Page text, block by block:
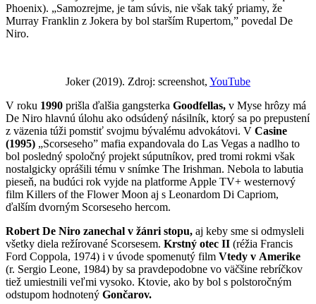
Phoenix). „Samozrejme, je tam súvis, nie však taký priamy, že
Murray Franklin z Jokera by bol starším Rupertom,” povedal De
Niro.
Joker (2019). Zdroj: screenshot, YouTube
V roku 1990 prišla ďalšia gangsterka Goodfellas, v Myse hrôzy má
De Niro hlavnú úlohu ako odsúdený násilník, ktorý sa po prepustení
z väzenia túži pomstiť svojmu bývalému advokátovi. V Casine
(1995) „Scorseseho” mafia expandovala do Las Vegas a nadlho to
bol posledný spoločný projekt súputníkov, pred tromi rokmi však
nostalgicky oprášili tému v snímke The Irishman. Nebola to labutia
pieseň, na budúci rok vyjde na platforme Apple TV+ westernový
film Killers of the Flower Moon aj s Leonardom Di Capriom,
ďalším dvorným Scorseseho hercom.
Robert De Niro zanechal v žánri stopu, aj keby sme si odmysleli
všetky diela režírované Scorsesem. Krstný otec II (réžia Francis
Ford Coppola, 1974) i v úvode spomenutý film Vtedy v Amerike
(r. Sergio Leone, 1984) by sa pravdepodobne vo väčšine rebríčkov
tiež umiestnili veľmi vysoko. Ktovie, ako by bol s polstoročným
odstupom hodnotený Gončarov.